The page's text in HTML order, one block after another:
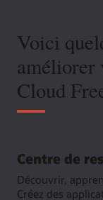
Voici
améliorer
Cloud
Centre de
Découvrir,
Créez des